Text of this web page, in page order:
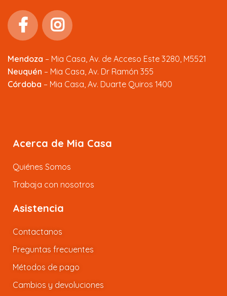
Mendoza – Mia Casa, Av. de Acceso Este 3280, M5521
Neuquén – Mia Casa, Av. Dr Ramón 355
Córdoba – Mia Casa, Av. Duarte Quiros 1400
Acerca de Mia Casa
Quiénes Somos
Trabaja con nosotros
Asistencia
Contactanos
Preguntas frecuentes
Métodos de pago
Cambios y devoluciones